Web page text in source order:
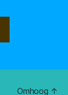
Omhoog ↑